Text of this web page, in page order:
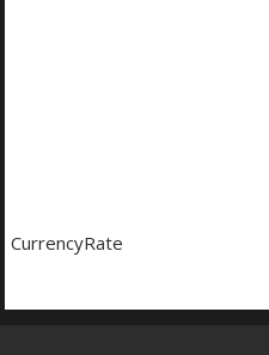
CurrencyRate